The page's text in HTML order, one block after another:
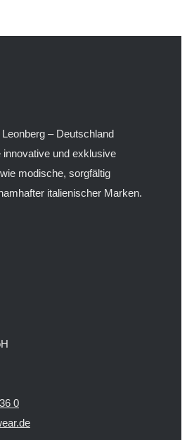
– Deutschland
innovative und exklusive
modische, sorgfältig
italienischer Marken.
0